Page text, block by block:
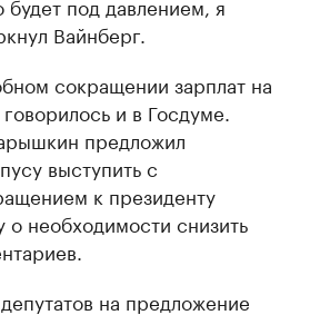
будет под давлением, я
Вайнберг.
сокращении зарплат на
и в Госдуме.
предложил
выступить с
к президенту
о необходимости снизить
на предложение